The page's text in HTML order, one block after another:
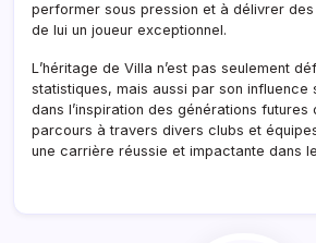
performer sous pression et à délivrer
de lui un joueur exceptionnel.
L’héritage de Villa n’est pas seulement
statistiques, mais aussi par son influence
dans l’inspiration des générations futures
parcours à travers divers clubs et
une carrière réussie et impactante dans